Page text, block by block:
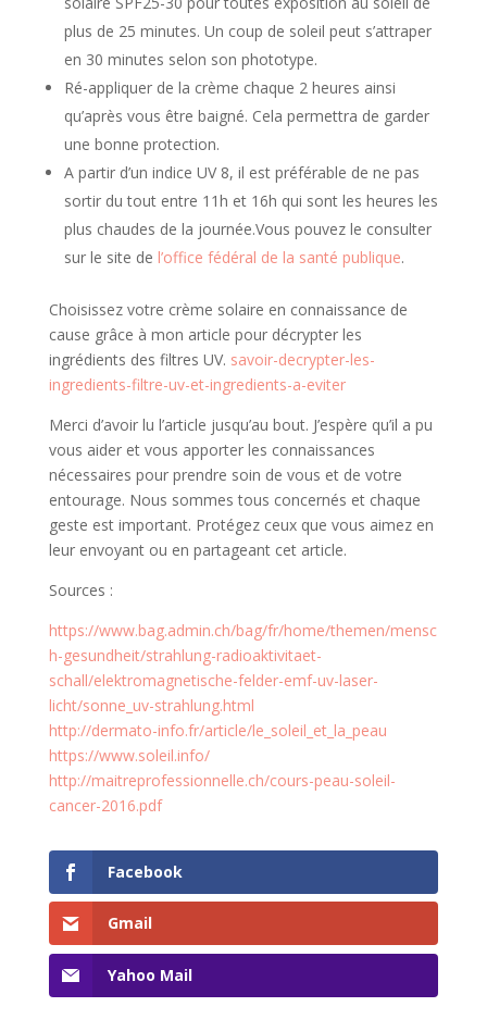
plus de 25 minutes. Un coup de soleil peut s’attraper
en 30 minutes selon son phototype.
Ré-appliquer de la crème chaque 2 heures ainsi
qu’après vous être baigné. Cela permettra de garder
une bonne protection.
A partir d’un indice UV 8, il est préférable de ne pas
sortir du tout entre 11h et 16h qui sont les heures les
plus chaudes de la journée.Vous pouvez le consulter
sur le site de l’office fédéral de la santé publique.
Choisissez votre crème solaire en connaissance de
cause grâce à mon article pour décrypter les
ingrédients des filtres UV. savoir-decrypter-les-
ingredients-filtre-uv-et-ingredients-a-eviter
Merci d’avoir lu l’article jusqu’au bout. J’espère qu’il a pu
vous aider et vous apporter les connaissances
nécessaires pour prendre soin de vous et de votre
entourage. Nous sommes tous concernés et chaque
geste est important. Protégez ceux que vous aimez en
leur envoyant ou en partageant cet article.
Sources :
https://www.bag.admin.ch/bag/fr/home/themen/mensc
h-gesundheit/strahlung-radioaktivitaet-
schall/elektromagnetische-felder-emf-uv-laser-
licht/sonne_uv-strahlung.html
http://dermato-info.fr/article/le_soleil_et_la_peau
https://www.soleil.info/
http://maitreprofessionnelle.ch/cours-peau-soleil-
cancer-2016.pdf
Facebook
Gmail
Yahoo Mail